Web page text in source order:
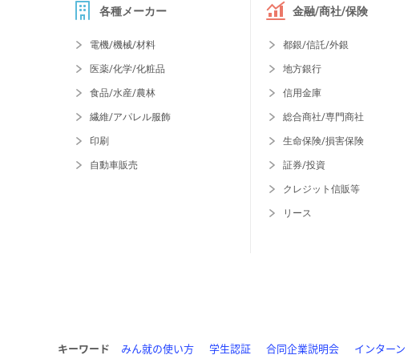
各種メーカー
電機/機械/材料
医薬/化学/化粧品
食品/水産/農林
繊維/アパレル服飾
印刷
自動車販売
金融/商社/保険
都銀/信託/外銀
地方銀行
信用金庫
総合商社/専門商社
生命保険/損害保険
証券/投資
クレジット信販等
リース
キーワード みん就の使い方 学生認証 合同企業説明会 インターン